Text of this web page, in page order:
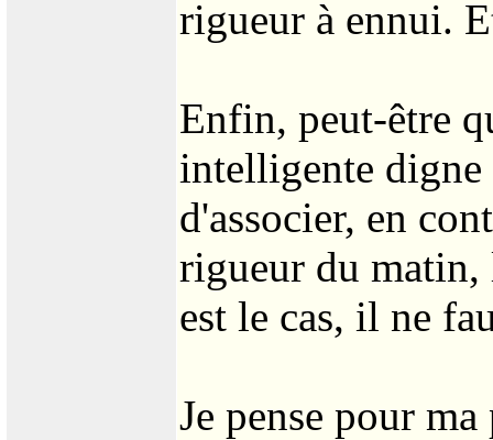
rigueur à ennui.
Enfin, peut-être
intelligente digne
d'associer, en
rigueur du matin,
est le cas, il ne
Je pense pour